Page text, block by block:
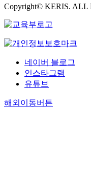
Copyright© KERIS. ALL
네이버 블로그
인스타그램
유튜브
해외이동버튼